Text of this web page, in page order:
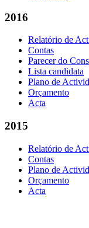
2016
Relatório de
Contas
Parecer do
Lista candidata
Plano de
Orçamento
Acta
2015
Relatório de
Contas
Plano de
Orçamento
Acta